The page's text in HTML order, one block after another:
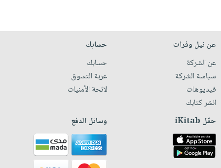
عن نيل وفرات
عن الشركة
سياسة الشركة
فيديوهات
انشر كتابك
حسابك
حسابك
عربة التسوق
لائحة الأمنيات
حمّل iKitab وسائل الدفع